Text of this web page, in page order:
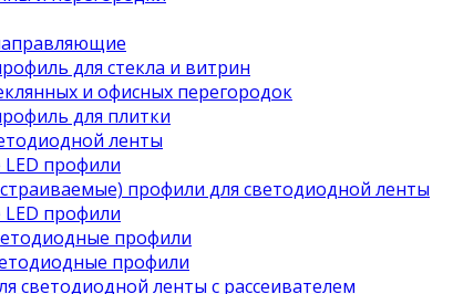
для стекла и витрин
и офисных перегородок
для плитки
ленты
профили
профили для светодиодной ленты
профили
профили
профили
светодиодной ленты с рассеивателем